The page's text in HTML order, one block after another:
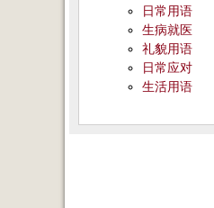
日常用语
生病就医
礼貌用语
日常应对
生活用语